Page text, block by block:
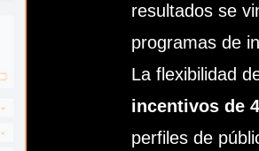
resultados se
programas de
La flexibilidad
incentivos de
perfiles de